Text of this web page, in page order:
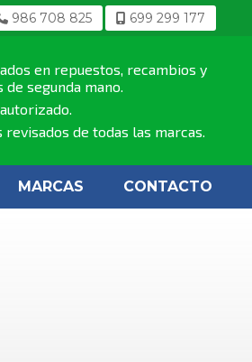
986 708 825 699 299 177
en repuestos, recambios y
de segunda mano.
revisados de todas las marcas.
MARCAS CONTACTO